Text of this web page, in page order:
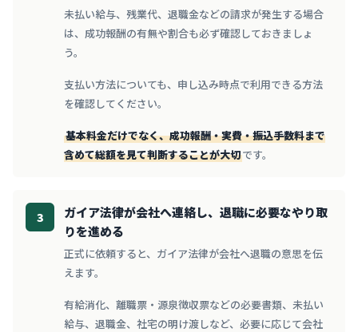
未払い給与、残業代、退職金などの請求が発生する場合
は、成功報酬の有無や割合も必ず確認しておきましょ
う。
支払い方法についても、申し込み時点で利用できる方法
を確認してください。
基本料金だけでなく、成功報酬・実費・振込手数料まで
含めて総額を見て判断することが大切です。
3
ガイア法律が会社へ連絡し、退職に必要なやり取
りを進める
正式に依頼すると、ガイア法律が会社へ退職の意思を伝
えます。
有給消化、離職票・源泉徴収票などの必要書類、未払い
給与、退職金、社宅の明け渡しなど、必要に応じて会社